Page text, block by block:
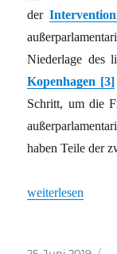
der
Niederlage des
Kopenhagen [3]
Schritt, um die
haben Teile der
„Radikalisiert
weiterlesen